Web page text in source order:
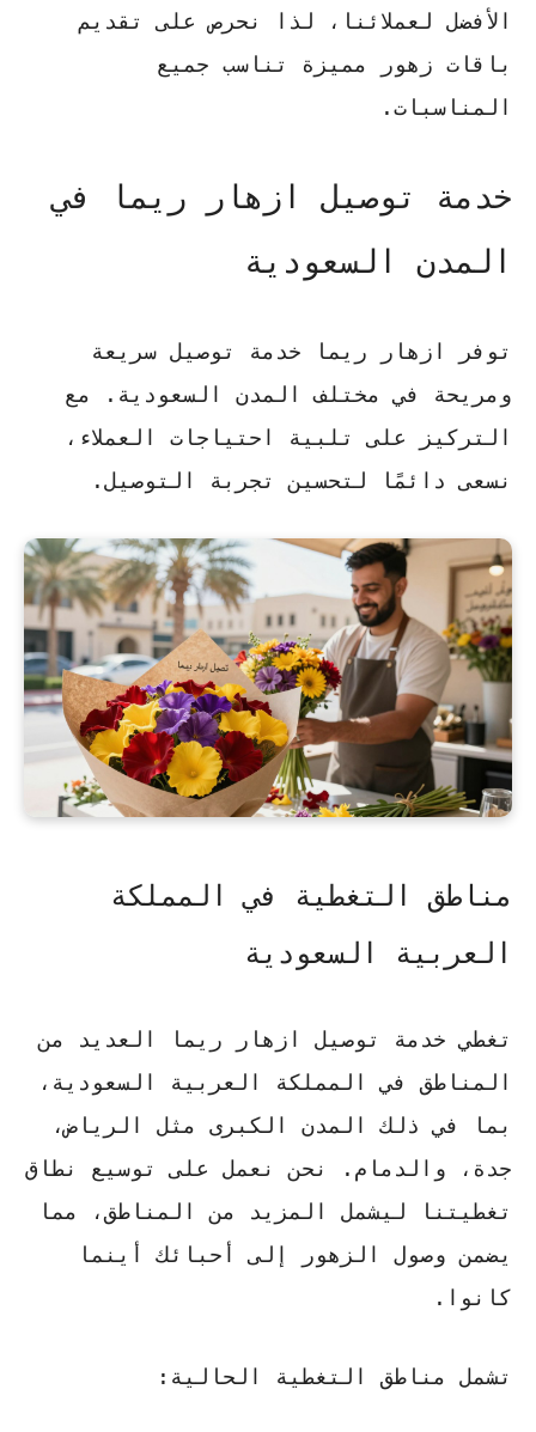
الأفضل لعملائنا، لذا نحرص على تقديم
باقات زهور مميزة تناسب جميع
المناسبات.
خدمة توصيل ازهار ريما في
المدن السعودية
توفر ازهار ريما خدمة توصيل سريعة
ومريحة في مختلف المدن السعودية. مع
التركيز على تلبية احتياجات العملاء،
نسعى دائمًا لتحسين تجربة التوصيل.
مناطق التغطية في المملكة
العربية السعودية
تغطي خدمة توصيل ازهار ريما
العديد من
المناطق في المملكة العربية السعودية،
بما في ذلك المدن الكبرى مثل الرياض،
جدة، والدمام. نحن نعمل على توسيع نطاق
تغطيتنا ليشمل المزيد من المناطق، مما
يضمن وصول الزهور إلى أحبائك أينما
كانوا.
تشمل مناطق التغطية الحالية: